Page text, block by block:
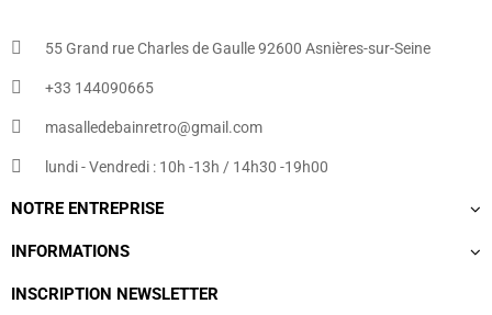
55 Grand rue Charles de Gaulle 92600 Asnières-sur-Seine
+33 144090665​
masalledebainretro@gmail.com
lundi - Vendredi : 10h -13h / 14h30 -19h00
NOTRE ENTREPRISE
INFORMATIONS
INSCRIPTION NEWSLETTER